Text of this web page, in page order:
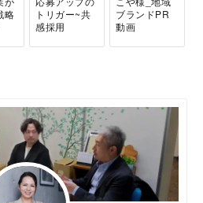
略
トリガー~共
感採用
ブランドPR
動画